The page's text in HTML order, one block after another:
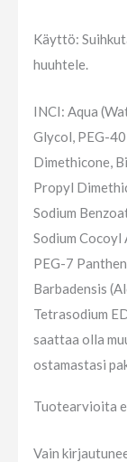
Käyttö:
huuhtele.
INCI: Aqua
Glycol, PEG-
Dimethicone,
Propyl
Sodium
Sodium Cocoyl
PEG-7
Barbadensis
Tetrasodium
saattaa olla
ostamastasi
Tuotearvioita
Vain